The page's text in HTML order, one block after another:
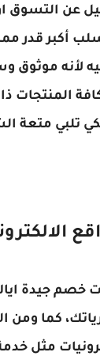
عن التسوق
أكبر قدر
لأنه
ذات
تلبي متعة
خصم جيدة
كما ومن
مثل